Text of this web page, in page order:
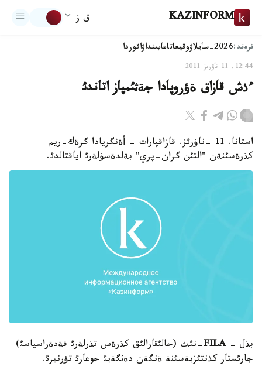
KAZINFORM ق ز
ترەند:2026-سايلاۋ وقيعاتاعايىنداۋاقوردا
12:44, 11 ناۋرىز 2011
ءذش قازاق ةؤروپادا جةثئمپاز اتاندئ
استانا. 11 -ناؤرئز. قازاقپارات - أةنگريادا گرةك-ريم
كذرةسئنةن "التئن گران-پري" بةلدةسؤلةرئ اياقتالدئ.
بذل -FILA-نئث (حالئقارالئق كذرةس تذرلةرئ فةدةراسياسئ)
جارئستار كذنتئزبةسئنة ةنگةن دةثگةيئ جوعارئ تؤرنيرئ.